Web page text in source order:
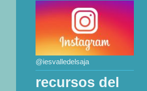
@iesvalledelsaja
recursos del